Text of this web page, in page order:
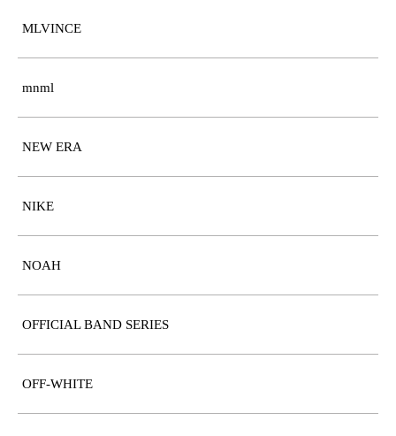
MLVINCE
mnml
NEW ERA
NIKE
NOAH
OFFICIAL BAND SERIES
OFF-WHITE